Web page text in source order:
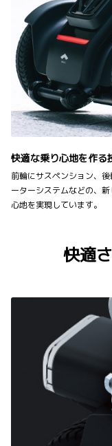
快適な乗り心地を作る
前輪にサスペンション、
ーターシステムなどの、
心地を実現しています。
快適